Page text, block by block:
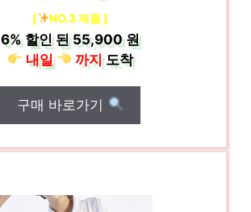
[ NO.3 제품 ]
6% 할인 된55,900 원
내일
까지도착
구매 바로가기